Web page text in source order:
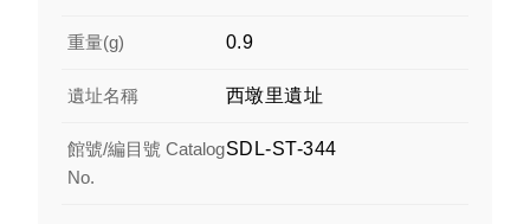
重量(g) 0.9
遺址名稱 西墩里遺址
館號/編目號 Catalog
No.
SDL-ST-344